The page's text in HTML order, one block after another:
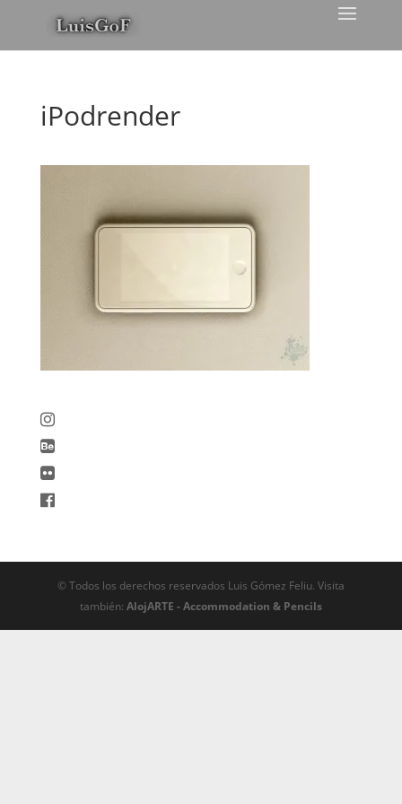
iPodrender
© Todos los derechos reservados Luis Gómez Feliu. Visita
también: AlojARTE - Accommodation & Pencils